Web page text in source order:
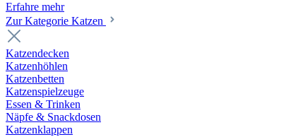
Erfahre mehr
Zur Kategorie Katzen
Katzendecken
Katzenhöhlen
Katzenbetten
Katzenspielzeuge
Essen & Trinken
Näpfe & Snackdosen
Katzenklappen